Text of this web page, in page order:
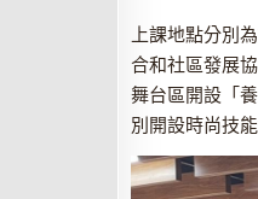
上課地點分別
合和社區發展
舞台區開設「
別開設時尚技